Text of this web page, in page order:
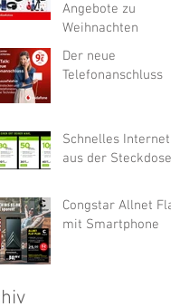
Angebote zu
Weihnachten
Der neue
Telefonanschluss
Schnelles Internet
aus der Steckdose
Congstar Allnet Flat
mit Smartphone